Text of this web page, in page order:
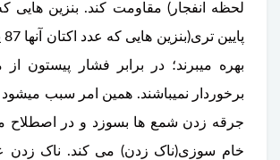
لحظه انفجار) مقاومت کند. بنزین هایی
بهره میبرند؛ در برابر فشار پیستون
برخوردار نمیباشند. همین امر سبب میشود
جرقه زدن شمع ها بسوزد و در اصطلاح
خام سوزی(ناک زدن) می کند. ناک زدن